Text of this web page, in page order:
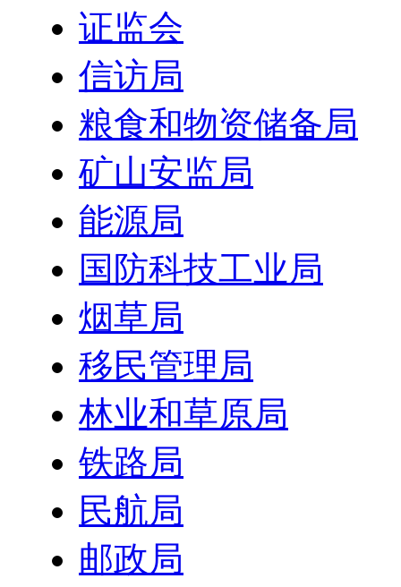
证监会
信访局
粮食和物资储备局
矿山安监局
能源局
国防科技工业局
烟草局
移民管理局
林业和草原局
铁路局
民航局
邮政局